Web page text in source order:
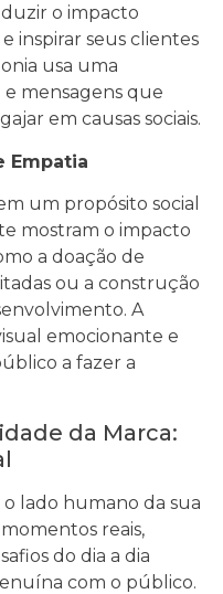
o impacto
inspirar seus clientes
usa uma
e mensagens que
em causas sociais.
Empatia
um propósito social
mostram o impacto
a doação de
ou a construção
A
emocionante e
a fazer a
da Marca:
lado humano da sua
reais,
do dia a dia
com o público.